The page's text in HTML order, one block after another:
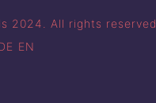
2024. All rights reserved.
EN